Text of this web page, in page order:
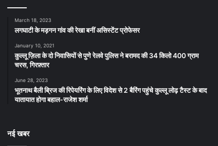
March 18, 2023
लगघाटी के मड़गन गांव की रेखा बनीं असिस्टेंट प्रोफेसर
January 10, 2021
कुल्लू ज़िला के दो निवासियों से पुणे रेलवे पुलिस ने बरामद की 34 किलो 400 ग्राम
चरस, गिरफ़्तार
June 28, 2023
भूतनाथ बैली ब्रिज की रिपेयरिंग के लिए विदेश से 2 बैरिंग पहुंचे कुल्लू लोढ़ टैस्ट के बाद
यातायात होगा बहाल-राजेश शर्मा
नई खबर